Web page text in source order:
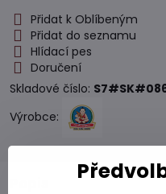
Přidat k Oblíbeným
Přidat do seznamu
Hlídací pes
Doručení
Skladové číslo:
Výrobce: